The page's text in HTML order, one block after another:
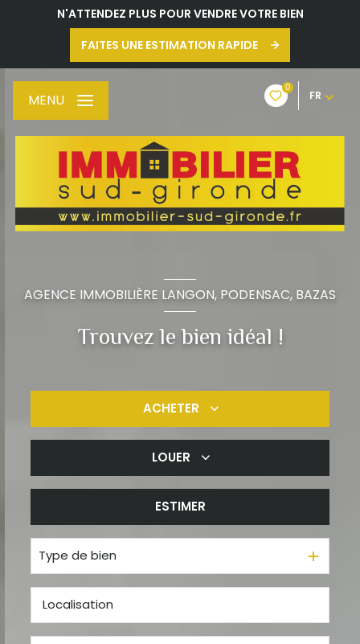
N'ATTENDEZ PLUS POUR VENDRE VOTRE BIEN
FAITES UNE ESTIMATION RAPIDE
0
FR
MENU
AGENCE IMMOBILIÈRE LANGON, PODENSAC, BAZAS
Trouvez le bien idéal !
ACHETER
De l'immo pro
LOUER
De l'immo pro
ESTIMER
Type de bien